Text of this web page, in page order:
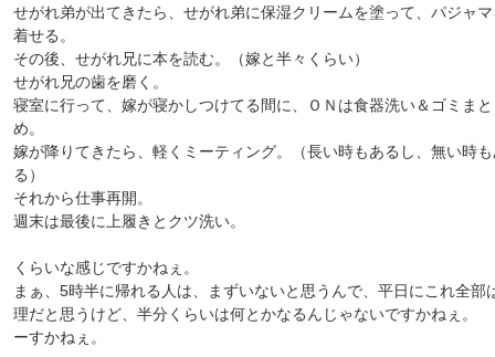
せがれ弟が出てきたら、せがれ弟に保湿クリームを塗って、パジャ
着せる。
その後、せがれ兄に本を読む。（嫁と半々くらい）
せがれ兄の歯を磨く。
寝室に行って、嫁が寝かしつけてる間に、ＯＮは食器洗い＆ゴミまと
め。
嫁が降りてきたら、軽くミーティング。（長い時もあるし、無い時
る）
それから仕事再開。
週末は最後に上履きとクツ洗い。
くらいな感じですかねぇ。
まぁ、5時半に帰れる人は、まずいないと思うんで、平日にこれ全部
理だと思うけど、半分くらいは何とかなるんじゃないですかねぇ。
ーすかねぇ。